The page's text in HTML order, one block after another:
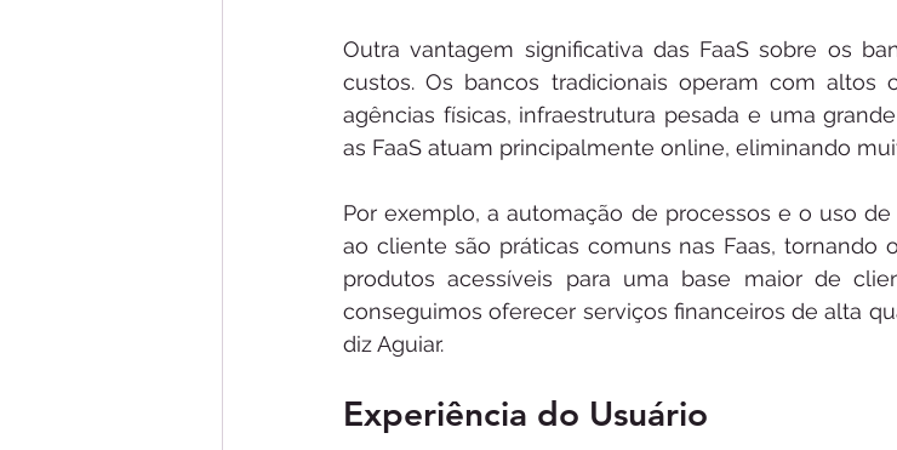
Outra vantagem significativa das FaaS sobre os
custos. Os bancos tradicionais operam com altos
agências físicas, infraestrutura pesada e uma
as FaaS atuam principalmente online, eliminando
Por exemplo, a automação de processos e o uso
ao cliente são práticas comuns nas Faas, tornando
produtos acessíveis para uma base maior de
conseguimos oferecer serviços financeiros de alta
diz Aguiar.
Experiência do Usuário